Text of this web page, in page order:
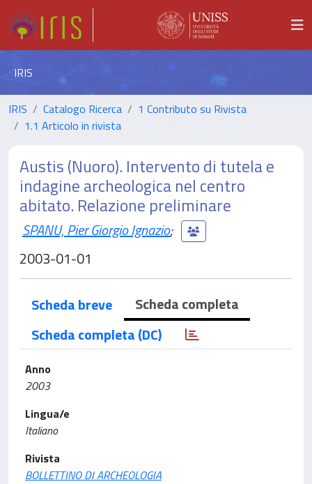
IRIS
IRIS Catalogo Ricerca
1 Contributo su Rivista
1.1 Articolo in rivista
Austis (Nuoro). Intervento di tutela e
indagine archeologica nel centro
abitato. Relazione preliminare
SPANU, Pier Giorgio Ignazio;
2003-01-01
Scheda breve
Scheda completa
Scheda completa (DC)
Anno
2003
Lingua/e
Italiano
Rivista
BOLLETTINO DI ARCHEOLOGIA